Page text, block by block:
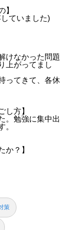
】
ていました)
けなかった問題
上がってまし
ってきて、各休
し方】
。勉強に集中出
。
か？】
策